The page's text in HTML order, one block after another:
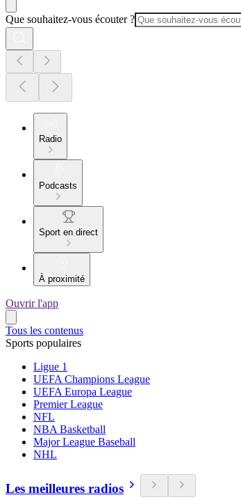
Que souhaitez-vous écouter ?
Radio
Podcasts
Sport en direct
À proximité
Ouvrir l'app
Tous les contenus
Sports populaires
Ligue 1
UEFA Champions League
UEFA Europa League
Premier League
NFL
NBA Basketball
Major League Baseball
NHL
Les meilleures radios